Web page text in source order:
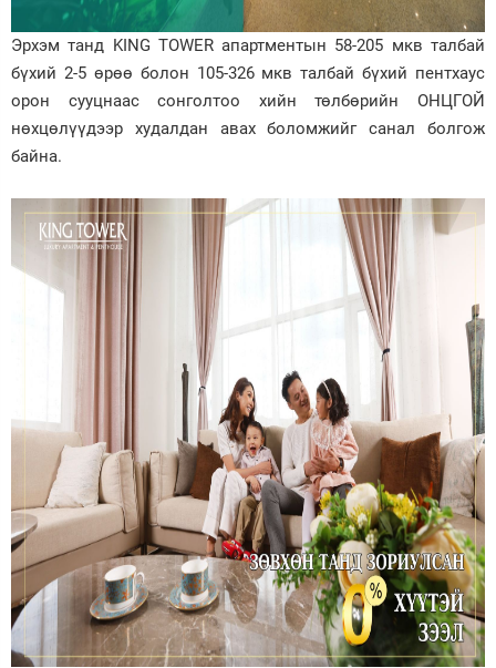
Эрхэм танд KING TOWER апартментын 58-205 мкв талбай
бүхий 2-5 өрөө болон 105-326 мкв талбай бүхий пентхаус
орон сууцнаас сонголтоо хийн төлбөрийн ОНЦГОЙ
нөхцөлүүдээр худалдан авах боломжийг санал болгож
байна.